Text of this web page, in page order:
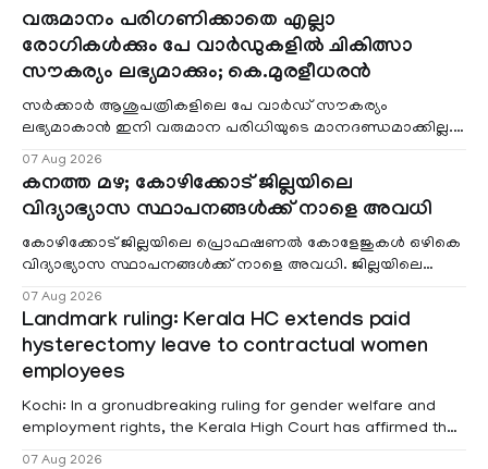
വരുമാനം പരിഗണിക്കാതെ എല്ലാ
രോഗികൾക്കും പേ വാർഡുകളിൽ ചികിത്സാ
സൗകര്യം ലഭ്യമാക്കും; കെ.മുരളീധരൻ
സർക്കാർ ആശുപത്രികളിലെ പേ വാർഡ് സൗകര്യം
ലഭ്യമാകാൻ ഇനി വരുമാന പരിധിയുടെ മാനദണ്ഡമാക്കില്ല.
07 Aug 2026
കനത്ത മഴ; കോഴിക്കോട് ജില്ലയിലെ
വിദ്യാഭ്യാസ സ്ഥാപനങ്ങൾക്ക് നാളെ അവധി
കോഴിക്കോട് ജില്ലയിലെ പ്രൊഫഷണൽ കോളേജുകൾ ഒഴികെ
വിദ്യാഭ്യാസ സ്ഥാപനങ്ങൾക്ക് നാളെ അവധി. ജില്ലയിലെ
07 Aug 2026
Landmark ruling: Kerala HC extends paid
hysterectomy leave to contractual women
employees
Kochi: In a gronudbreaking ruling for gender welfare and
employment rights, the Kerala High Court has affirmed that
07 Aug 2026